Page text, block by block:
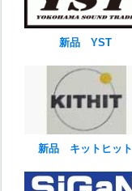
新品 YST
新品 キットヒット